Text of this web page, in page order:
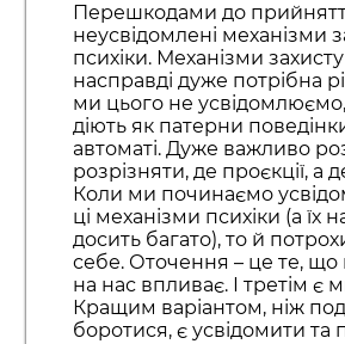
Перешкодами до
неусвідомлені механізми
психіки. Механізми
насправді дуже потрібна
ми цього не
діють як патерни
автоматі. Дуже важливо
розрізняти, де проєкції, а
Коли ми починаємо
ці механізми психіки (а їх
досить багато), то й
себе. Оточення – це те, що
на нас впливає. І третім є
Кращим варіантом, ніж
боротися, є усвідомити та